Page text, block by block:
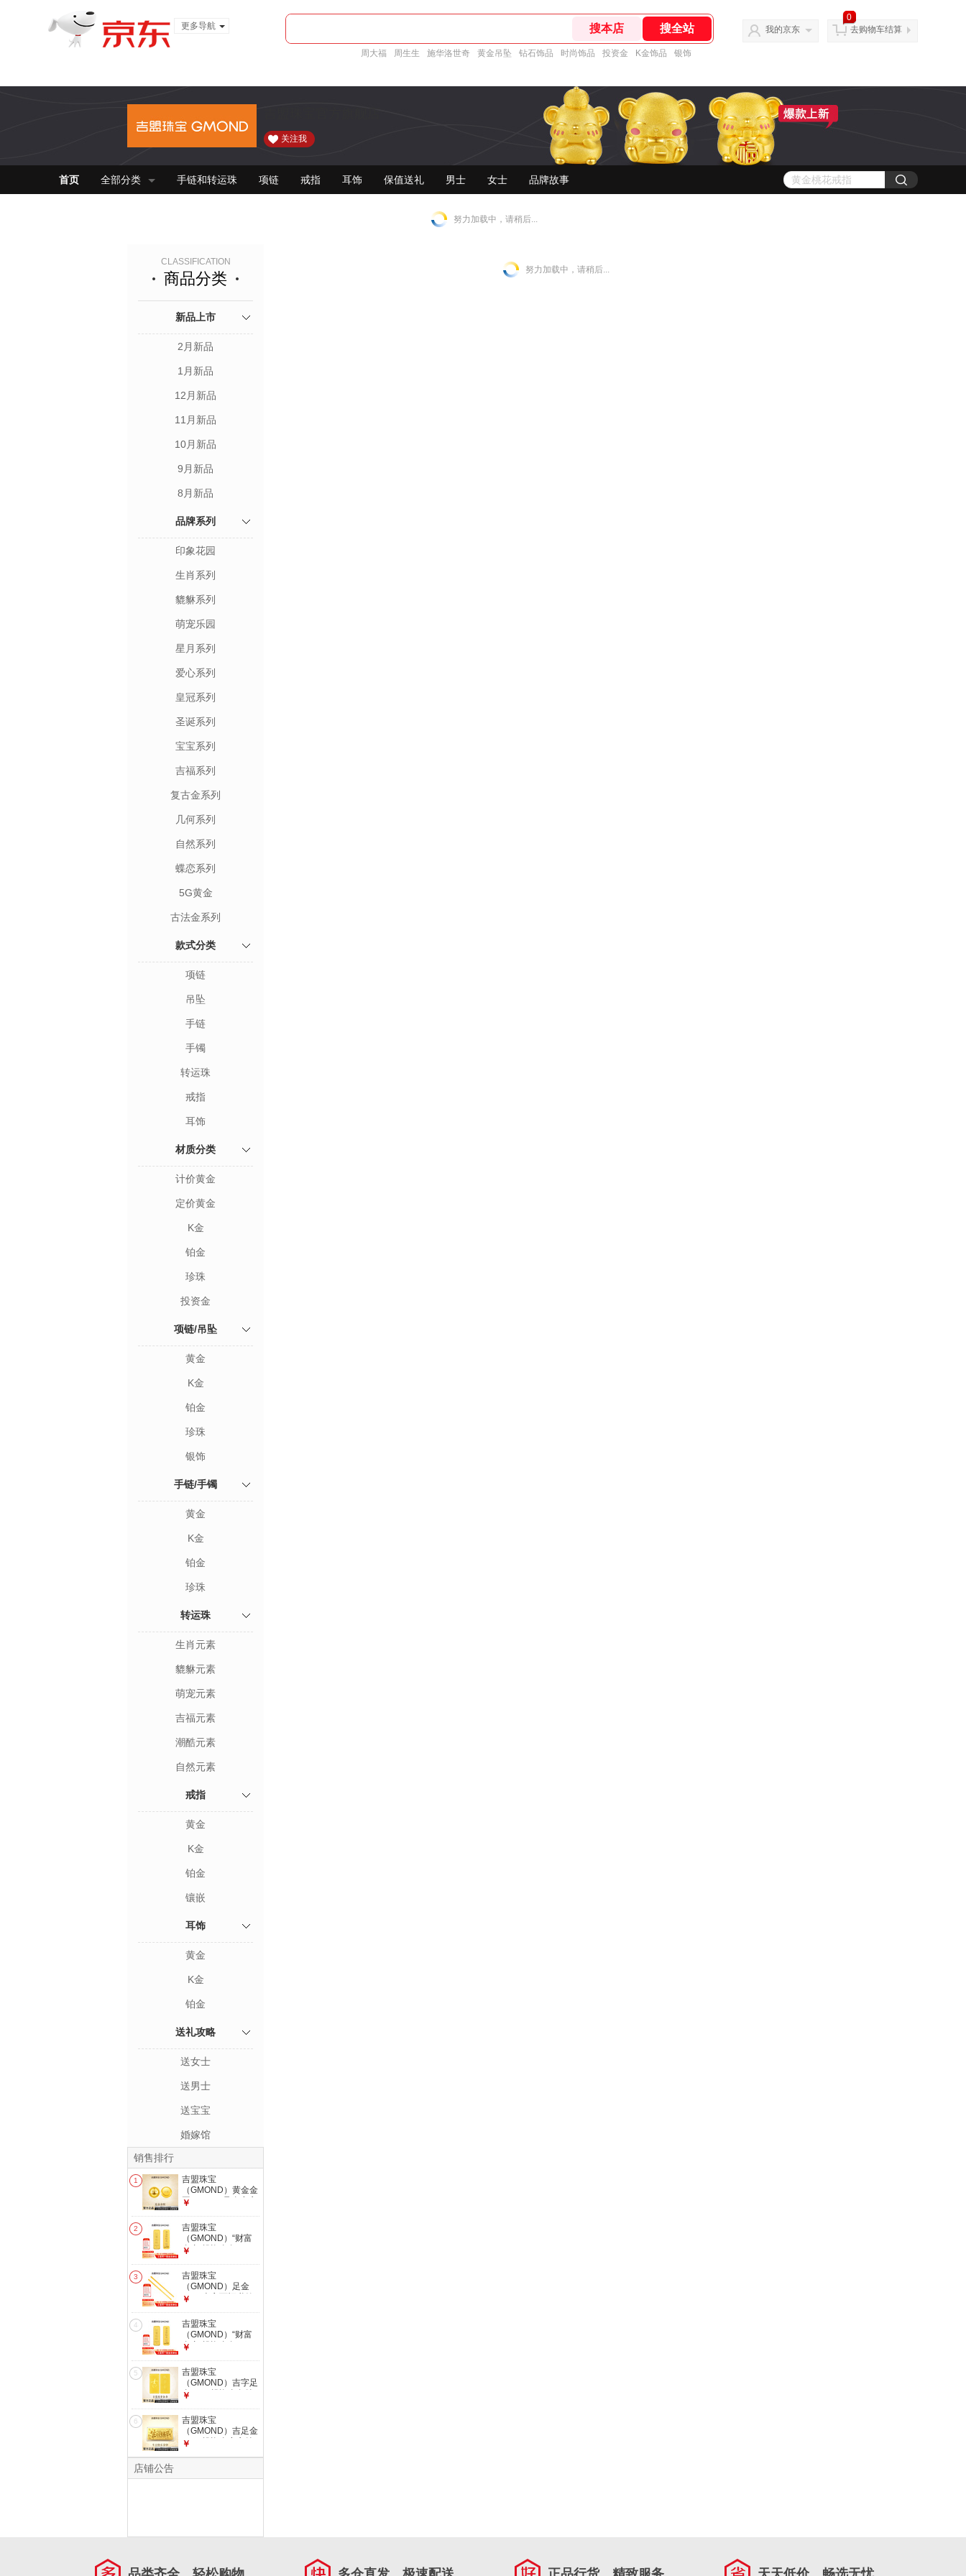
更多导航
周大福 周生生 施华洛世奇 黄金吊坠 钻石饰品 时尚饰品 投资金 K金饰品 银饰
我的京东
0
去购物车结算
关注我
首页 全部分类 手链和转运珠 项链 戒指 耳饰 保值送礼 男士 女士 品牌故事
努力加载中，请稍后...
CLASSIFICATION
商品分类
新品上市
2月新品
1月新品
12月新品
11月新品
10月新品
9月新品
8月新品
品牌系列
印象花园
生肖系列
貔貅系列
萌宠乐园
星月系列
爱心系列
皇冠系列
圣诞系列
宝宝系列
吉福系列
复古金系列
几何系列
自然系列
蝶恋系列
5G黄金
古法金系列
款式分类
项链
吊坠
手链
手镯
转运珠
戒指
耳饰
材质分类
计价黄金
定价黄金
K金
铂金
珍珠
投资金
项链/吊坠
黄金
K金
铂金
珍珠
银饰
手链/手镯
黄金
K金
铂金
珍珠
转运珠
生肖元素
貔貅元素
萌宠元素
吉福元素
潮酷元素
自然元素
戒指
黄金
K金
铂金
镶嵌
耳饰
黄金
K金
铂金
送礼攻略
送女士
送男士
送宝宝
婚嫁馆
销售排行
1
吉盟珠宝
（GMOND）黄金金
豆AU9999足金实心
日礼物送女友送朋友
发货后不支持退换货
和拒收 足金金锭1g-
配鉴定证书
￥
2
吉盟珠宝
（GMOND）“财富
自由”投资金条10g
资收藏礼品七夕礼物
财富自由金条 金重
10.00g（不支持退
换货）
￥
3
吉盟珠宝
（GMOND）足金
9999吉言百福书签
送老婆生日礼物七夕
礼物 发货后不支持
退换货和拒收 大版
吉言书签10g【配检
测证书】
￥
4
吉盟珠宝
（GMOND）“财富
自由”投资金条10g
资收藏礼品七夕礼物
财富自由金条 金重
20.00g（不支持退
换货）
￥
5
吉盟珠宝
（GMOND）吉字足
金9999投资金条纯
生日礼物 发货后不
支持退换货和拒收
5g吉字投资金-配鉴
定证书
￥
6
吉盟珠宝
（GMOND）吉足金
9999投资金实心纯
￥
店铺公告
努力加载中，请稍后...